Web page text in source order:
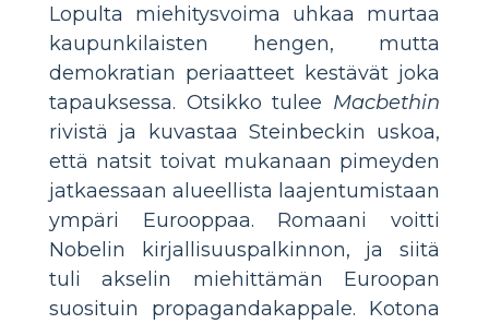
Lopulta miehitysvoima uhkaa murtaa
kaupunkilaisten hengen, mutta
demokratian periaatteet kestävät joka
tapauksessa. Otsikko tulee Macbethin
rivistä ja kuvastaa Steinbeckin uskoa,
että natsit toivat mukanaan pimeyden
jatkaessaan alueellista laajentumistaan
ympäri Eurooppaa. Romaani voitti
Nobelin kirjallisuuspalkinnon, ja siitä
tuli akselin miehittämän Euroopan
suosituin propagandakappale. Kotona